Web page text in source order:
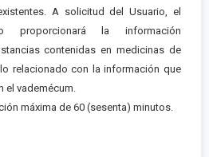
A solicitud del Usuario, el
proporcionará la información
contenidas en medicinas de
relacionado con la información que
el vademécum.
máxima de 60 (sesenta) minutos.